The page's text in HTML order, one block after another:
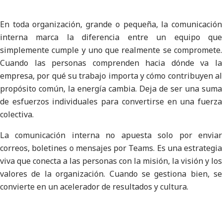
En toda organización, grande o pequeña, la comunicación
interna marca la diferencia entre un equipo que
simplemente cumple y uno que realmente se compromete.
Cuando las personas comprenden hacia dónde va la
empresa, por qué su trabajo importa y cómo contribuyen al
propósito común, la energía cambia. Deja de ser una suma
de esfuerzos individuales para convertirse en una fuerza
colectiva.
La comunicación interna no apuesta solo por enviar
correos, boletines o mensajes por Teams. Es una estrategia
viva que conecta a las personas con la misión, la visión y los
valores de la organización. Cuando se gestiona bien, se
convierte en un acelerador de resultados y cultura.